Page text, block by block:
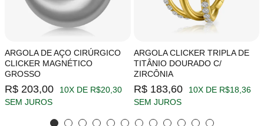
ARGOLA DE AÇO CIRÚRGICO
CLICKER MAGNÉTICO
GROSSO
R$ 203,00
10X DE R$20,30
SEM JUROS
ARGOLA CLICKER TRIPLA DE
TITÂNIO DOURADO C/
ZIRCÔNIA
R$ 183,60
10X DE R$18,36
SEM JUROS